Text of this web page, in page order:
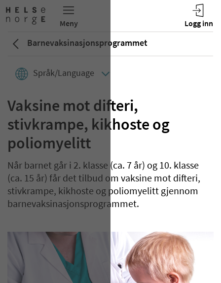
Barnevaksinasjons­­programmet
Språk/Language
Vaksine mot difteri,
stivkrampe, kikhoste og
poliomyelitt
Når barnet går i 2. klasse (ca. 7 år) og 10. klasse
(ca. 15 år) får det tilbud om vaksine mot difteri,
stivkrampe, kikhoste og poliomyelitt gjennom
barnevaksinasjonsprogrammet.